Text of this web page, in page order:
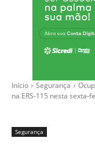
Início Segurança
na ERS-115 nesta sexta-
Segurança